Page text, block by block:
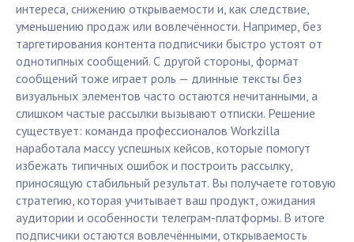
интереса, снижению открываемости и, как следствие,
уменьшению продаж или вовлечённости. Например, без
таргетирования контента подписчики быстро устоят от
однотипных сообщений. С другой стороны, формат
сообщений тоже играет роль — длинные тексты без
визуальных элементов часто остаются нечитанными, а
слишком частые рассылки вызывают отписки. Решение
существует: команда профессионалов Workzilla
наработала массу успешных кейсов, которые помогут
избежать типичных ошибок и построить рассылку,
приносящую стабильный результат. Вы получаете готовую
стратегию, которая учитывает ваш продукт, ожидания
аудитории и особенности телеграм-платформы. В итоге
подписчики остаются вовлечёнными, открываемость